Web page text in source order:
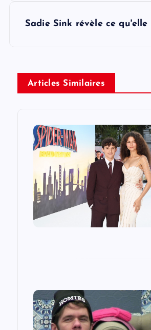
n
a
Sadie Sink révèle ce
Articles Similaires